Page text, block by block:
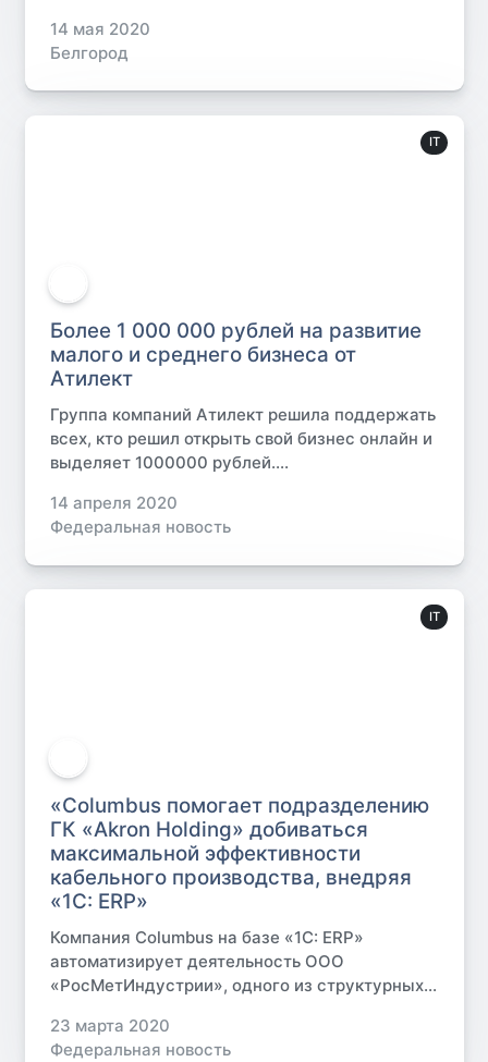
14 мая 2020
Белгород
IT
Более 1 000 000 рублей на развитие
малого и среднего бизнеса от
Атилект
Группа компаний Атилект решила поддержать
всех, кто решил открыть свой бизнес онлайн и
выделяет 1000000 рублей....
14 апреля 2020
Федеральная новость
IT
«Columbus помогает подразделению
ГК «Akron Holding» добиваться
максимальной эффективности
кабельного производства, внедряя
«1С: ERP»
Компания Columbus на базе «1С: ERP»
автоматизирует деятельность ООО
«РосМетИндустрии», одного из структурных...
23 марта 2020
Федеральная новость